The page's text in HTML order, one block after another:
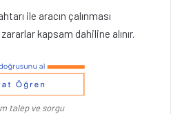
ile aracın çalınması
kapsam dahiline alınır.
talep ve sorgu